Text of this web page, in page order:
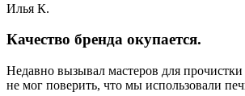
Илья К.
Качество бренда окупается.
Недавно вызывал мастеров для
не мог поверить, что мы использовали